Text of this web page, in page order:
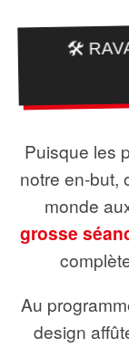
🛠️
Puisque les
notre en-but,
monde
grosse
Au
design